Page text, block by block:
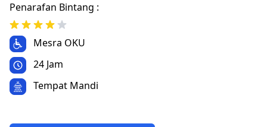
Penarafan Bintang :
Mesra OKU
24 Jam
Tempat Mandi